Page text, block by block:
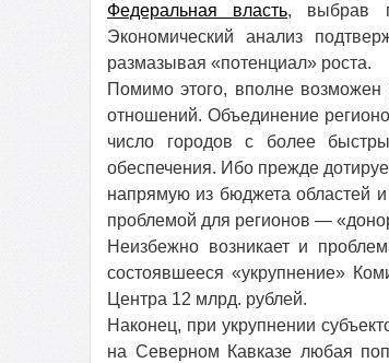
Федеральная власть, выбрав
Экономический анализ
размазывая «потенциал» роста.
Помимо этого, вполне
отношений. Объединение
число городов с более
обеспечения. Ибо прежде
напрямую из бюджета областей и
проблемой для регионов —
Неизбежно возникает и
состоявшееся «укрупнение»
Центра 12 млрд. рублей.
Наконец, при укрупнении
на Северном Кавказе любая